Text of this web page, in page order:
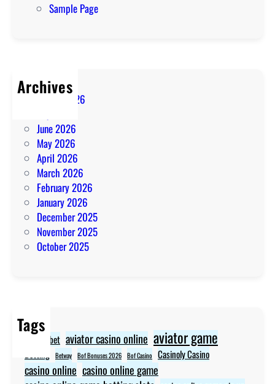
Sample Page
Archives
August 2026
June 2026
May 2026
April 2026
March 2026
February 2026
January 2026
December 2025
November 2025
October 2025
Tags
aviator bet aviator casino online aviator game
Betway Bof Bonuses 2026 Bof Casino Casinoly Casino
casino online casino online game